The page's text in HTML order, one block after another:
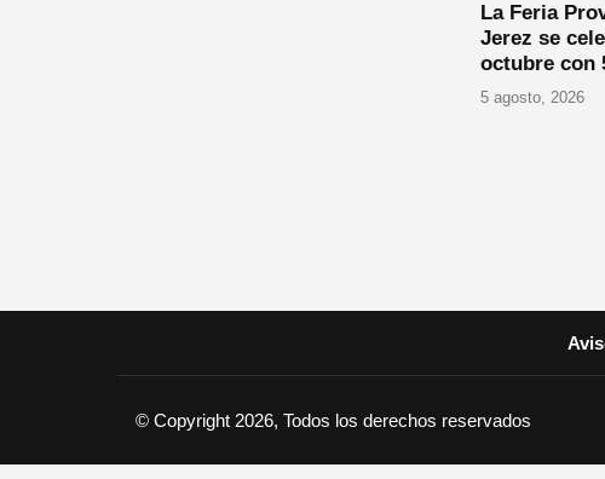
La Feria
Jerez se
octubre con
5 agosto, 2026
© Copyright 2026, Todos los derechos reservados